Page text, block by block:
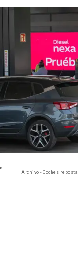
Archivo - Coches